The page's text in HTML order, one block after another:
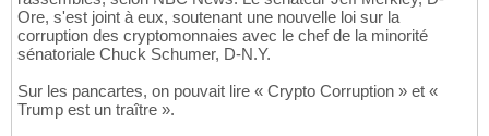
Ore, s'est joint à eux, soutenant une nouvelle loi sur la
corruption des cryptomonnaies avec le chef de la minorité
sénatoriale Chuck Schumer, D-N.Y.
Sur les pancartes, on pouvait lire « Crypto Corruption » et «
Trump est un traître ».